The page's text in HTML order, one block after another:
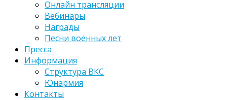
Онлайн трансляции
Вебинары
Награды
Песни военных лет
Пресса
Информация
Структура ВКС
Юнармия
Контакты